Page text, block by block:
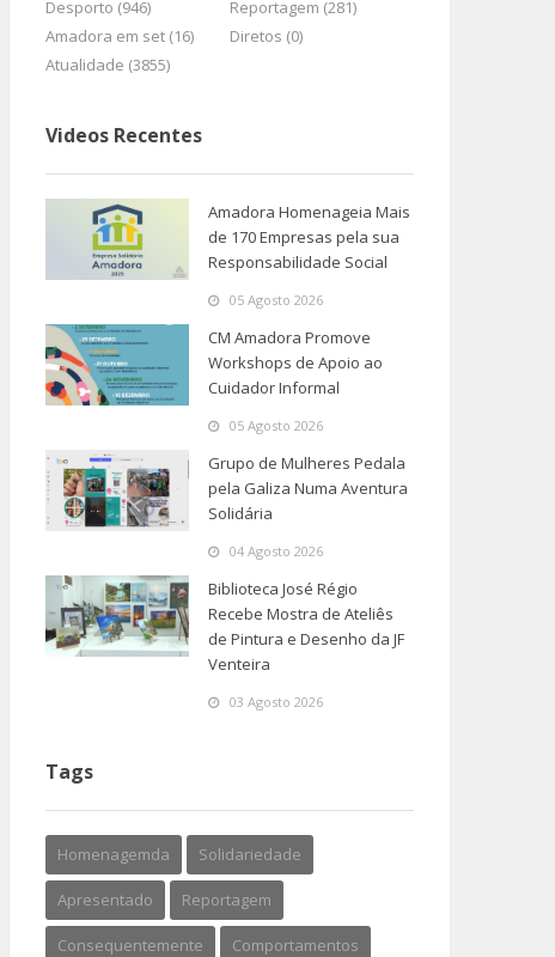
Desporto (946)
Reportagem (281)
Amadora em set (16)
Diretos (0)
Atualidade (3855)
Videos Recentes
Amadora Homenageia Mais
de 170 Empresas pela sua
Responsabilidade Social
05 Agosto 2026
CM Amadora Promove
Workshops de Apoio ao
Cuidador Informal
05 Agosto 2026
Grupo de Mulheres Pedala
pela Galiza Numa Aventura
Solidária
04 Agosto 2026
Biblioteca José Régio
Recebe Mostra de Ateliês
de Pintura e Desenho da JF
Venteira
03 Agosto 2026
Tags
Homenagemda Solidariedade
Apresentado Reportagem
Consequentemente Comportamentos